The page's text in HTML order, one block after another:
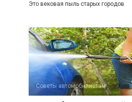
Это вековая пыль старых городов
Советы автомобилистам